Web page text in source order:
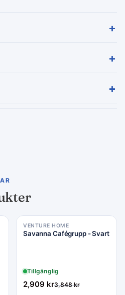
+
+
+
Rea −24%
VENTURE HOME
Savanna Cafégrupp - Svart
Tillgänglig
2,909 kr3,848kr